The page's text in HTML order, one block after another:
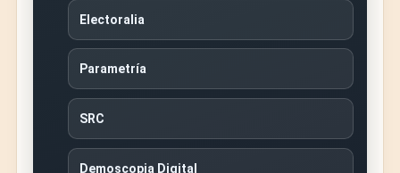
Electoralia
Parametría
SRC
Demoscopia Digital